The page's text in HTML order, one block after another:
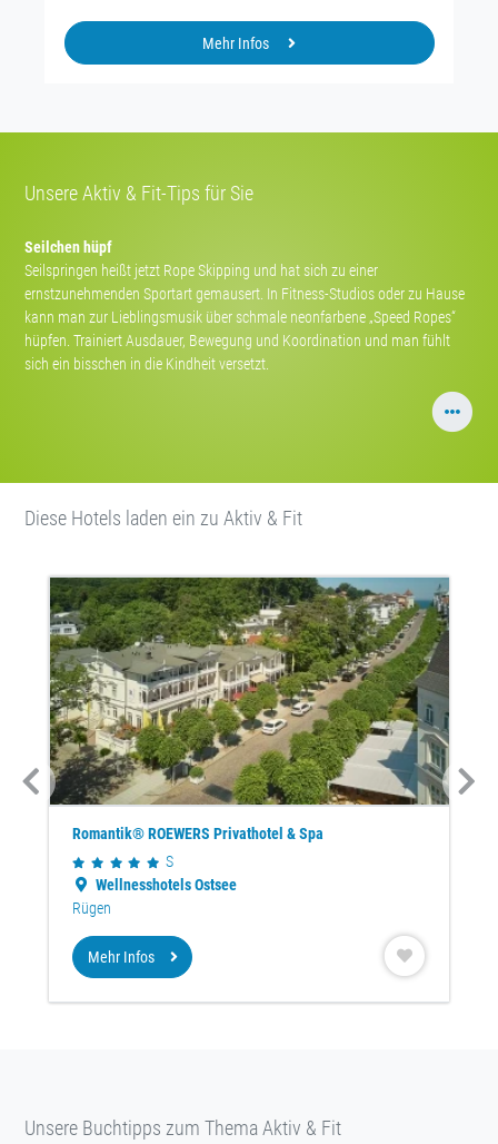
Mehr Infos
Unsere Aktiv & Fit-Tips für Sie
Seilchen hüpf
Seilspringen heißt jetzt Rope Skipping und hat sich zu einer
ernstzunehmenden Sportart gemausert. In Fitness-Studios oder zu Hause
kann man zur Lieblingsmusik über schmale neonfarbene „Speed Ropes“
hüpfen. Trainiert Ausdauer, Bewegung und Koordination und man fühlt
sich ein bisschen in die Kindheit versetzt.
Diese Hotels laden ein zu Aktiv & Fit
Romantik® ROEWERS Privathotel & Spa
S
Wellnesshotels Ostsee
Rügen
Mehr Infos
Unsere Buchtipps zum Thema Aktiv & Fit